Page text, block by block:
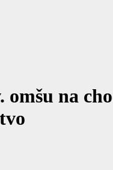
omšu na